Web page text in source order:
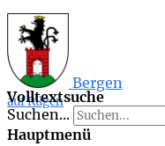
Bergen
auf Rügen
Volltextsuche
Suchen...
Hauptmenü